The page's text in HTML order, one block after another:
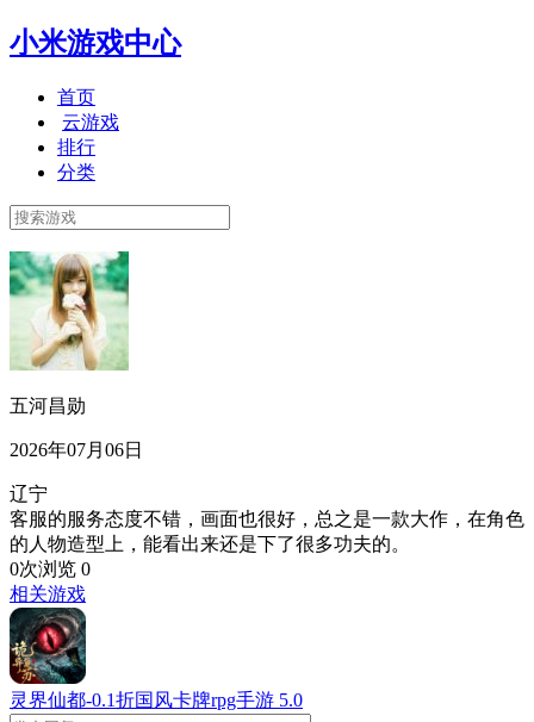
小米游戏中心
首页
云游戏
排行
分类
五河昌勋
2026年07月06日
辽宁
客服的服务态度不错，画面也很好，总之是一款大作，在角色
的人物造型上，能看出来还是下了很多功夫的。
0次浏览 0
相关游戏
灵界仙都-0.1折国风卡牌rpg手游 5.0